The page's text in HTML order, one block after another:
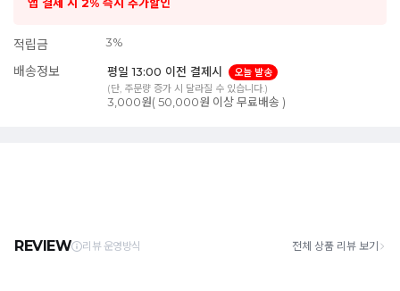
적립금 3%
배송정보 평일 13:00 이전 결제시
오늘 발송
(단, 주문량 증가 시 달라질 수 있습니다.)
3,000원( 50,000원 이상 무료배송 )